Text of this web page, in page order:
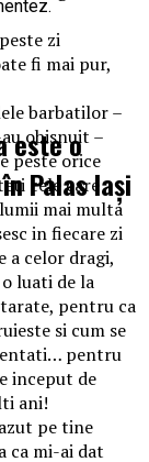
zi
fi mai pur,
barbatilor –
obisnuit –
peste orice
cele care
mai multa
in fiecare zi
a celor dragi,
luati de la
pentru ca
si cum se
pentru
inceput de
ani!
pe tine
ca mi-ai dat
este o
Palas Iași